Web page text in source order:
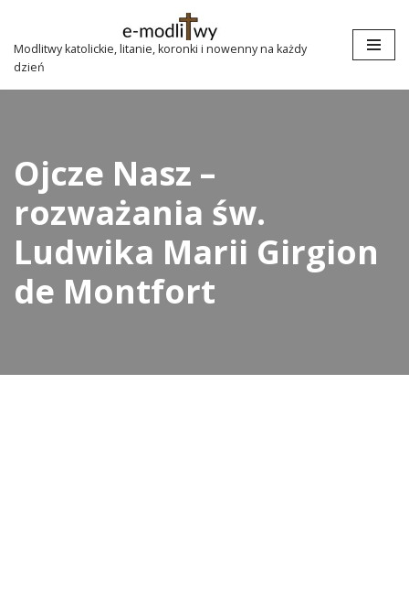
Przejdź
do
treści
Modlitwy katolickie, litanie, koronki i nowenny na każdy
dzień
Ojcze Nasz –
rozważania św.
Ludwika Marii Girgion
de Montfort